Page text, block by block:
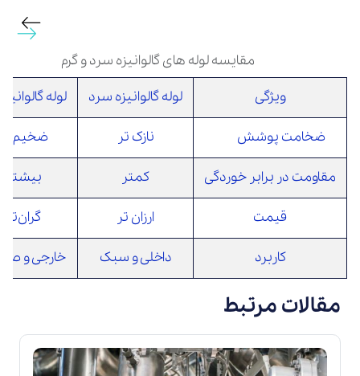
مقایسه لوله‌ های گالوانیزه سرد و گرم
ویژگی
لوله گالوانیزه سرد لوله
ضخامت پوشش نازک‌ تر ضخیم‌
مقاومت در برابر خوردگی کمتر بیشتر
قیمت ارزان‌ تر گران‌تر
کاربرد داخلی و سبک خارجی و
مقالات مرتبط